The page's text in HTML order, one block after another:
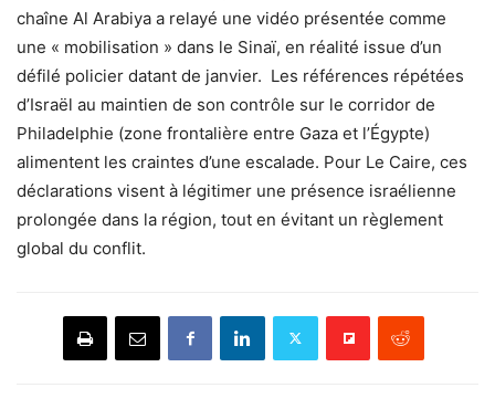
chaîne Al Arabiya a relayé une vidéo présentée comme
une « mobilisation » dans le Sinaï, en réalité issue d’un
défilé policier datant de janvier. Les références répétées
d’Israël au maintien de son contrôle sur le corridor de
Philadelphie (zone frontalière entre Gaza et l’Égypte)
alimentent les craintes d’une escalade. Pour Le Caire, ces
déclarations visent à légitimer une présence israélienne
prolongée dans la région, tout en évitant un règlement
global du conflit.